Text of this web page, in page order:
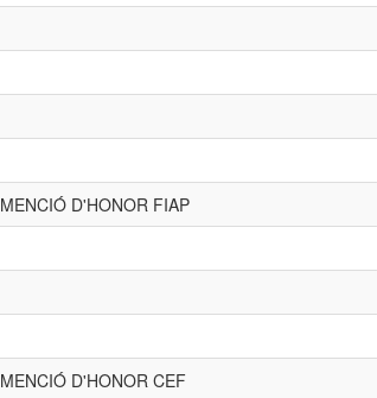
MENCIÓ D'HONOR FIAP
MENCIÓ D'HONOR CEF